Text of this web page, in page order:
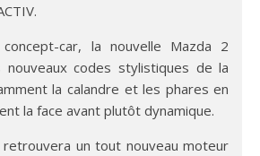
car, la nouvelle Mazda 2
codes stylistiques de la
la calandre et les phares en
la face avant plutôt dynamique.
retrouvera un tout nouveau moteur